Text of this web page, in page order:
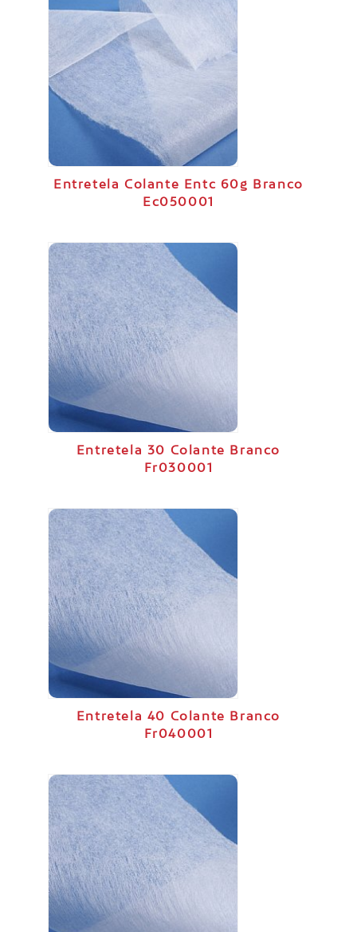
Entretela Colante Entc 60g Branco
Ec050001
Entretela 30 Colante Branco
Fr030001
Entretela 40 Colante Branco
Fr040001